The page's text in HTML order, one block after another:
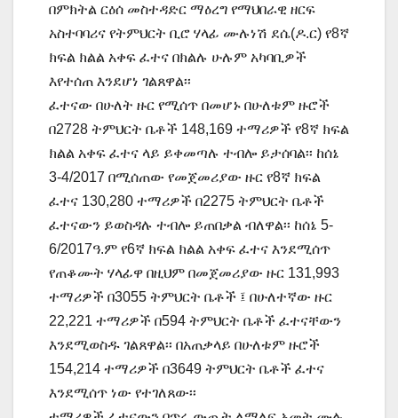
በምክትል ርዕሰ መስተዳድር ማዕረግ የማህበራዊ ዘርፍ
አስተባባሪና የትምህርት ቢሮ ሃላፊ ሙሉነሽ ደሴ(ዶ.ር) የ8ኛ
ክፍል ክልል አቀፍ ፈተና በክልሉ ሁሉም አካባቢዎች
እየተሰጠ እንደሆነ ገልጸዋል፡፡
ፈተናው በሁለት ዙር የሚሰጥ በመሆኑ በሁለቱም ዙሮች
በ2728 ትምህርት ቤቶች 148,169 ተማሪዎች የ8ኛ ክፍል
ክልል አቀፍ ፈተና ላይ ይቀመጣሉ ተብሎ ይታሰባል፡፡ ከሰኔ
3-4/2017 በሚሰጠው የመጀመሪያው ዙር የ8ኛ ክፍል
ፈተና 130,280 ተማሪዎች በ2275 ትምህርት ቤቶች
ፈተናውን ይወስዳሉ ተብሎ ይጠበቃል ብለዋል፡፡ ከሰኔ 5-
6/2017ዓ.ም የ6ኛ ክፍል ክልል አቀፍ ፈተና እንደሚሰጥ
የጠቆሙት ሃላፊዋ በዚህም በመጀመሪያው ዙር 131,993
ተማሪዎች በ3055 ትምህርት ቤቶች ፤ በሁለተኛው ዙር
22,221 ተማሪዎች በ594 ትምህርት ቤቶች ፈተናቸውን
እንደሚወስዱ ገልጸዋል፡፡ በአጠቃላይ በሁለቱም ዙሮች
154,214 ተማሪዎች በ3649 ትምህርት ቤቶች ፈተና
እንደሚሰጥ ነው የተገለጸው፡፡